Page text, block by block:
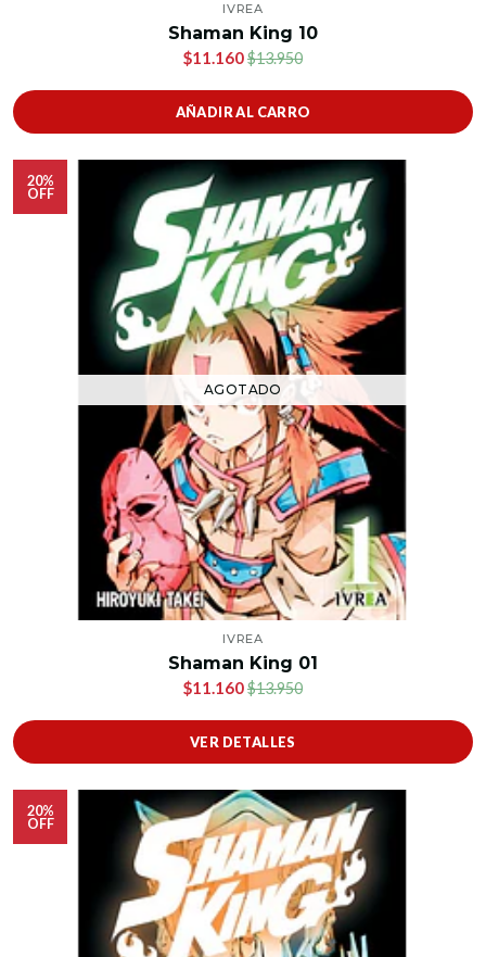
IVREA
Shaman King 10
$11.160$13.950
AÑADIR AL CARRO
20%
OFF
AGOTADO
IVREA
Shaman King 01
$11.160$13.950
VER DETALLES
20%
OFF